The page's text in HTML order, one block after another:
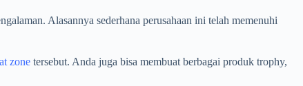
. Alasannya sederhana perusahaan ini telah memenuhi
zone tersebut. Anda juga bisa membuat berbagai produk trophy,